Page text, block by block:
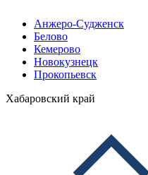
Анжеро-Судженск
Белово
Кемерово
Новокузнецк
Прокопьевск
Хабаровский край